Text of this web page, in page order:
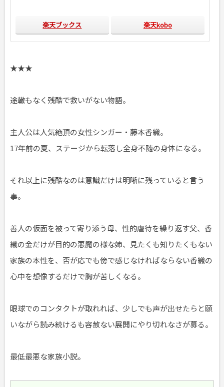
楽天ブックス 楽天kobo
★★★
途轍もなく残酷で救いがない物語。
主人公は人気絶頂の女性シンガー・藤本香織。
17年前の夏、ステージから転落し全身不随の身体になる。
それ以上に残酷なのは意識だけは明晰に残っていると言う
事。
善人の仮面を被って寄り添う母、性的虐待を繰り返す父、香
織の金だけが目的の悪魔の様な姉、見たくも知りたくもない
家族の本性を、否が応でも傍で感じなければならない香織の
心中を想像するだけで胸が苦しくなる。
眼球でのコンタクトが取れれば、少しでも声が出せたらと願
いながら読み続けるも容赦ない展開にやり切れなさが募る。
最低最悪な家族小説。